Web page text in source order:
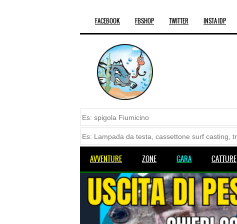
FACEBOOK FBSHOP TWITTER INSTA IDP
AVVENTURE ZONE GARA CATTURE